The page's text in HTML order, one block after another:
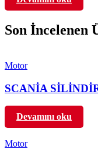
Son İncelenen
Motor
SCANİA
Devamını oku
Motor